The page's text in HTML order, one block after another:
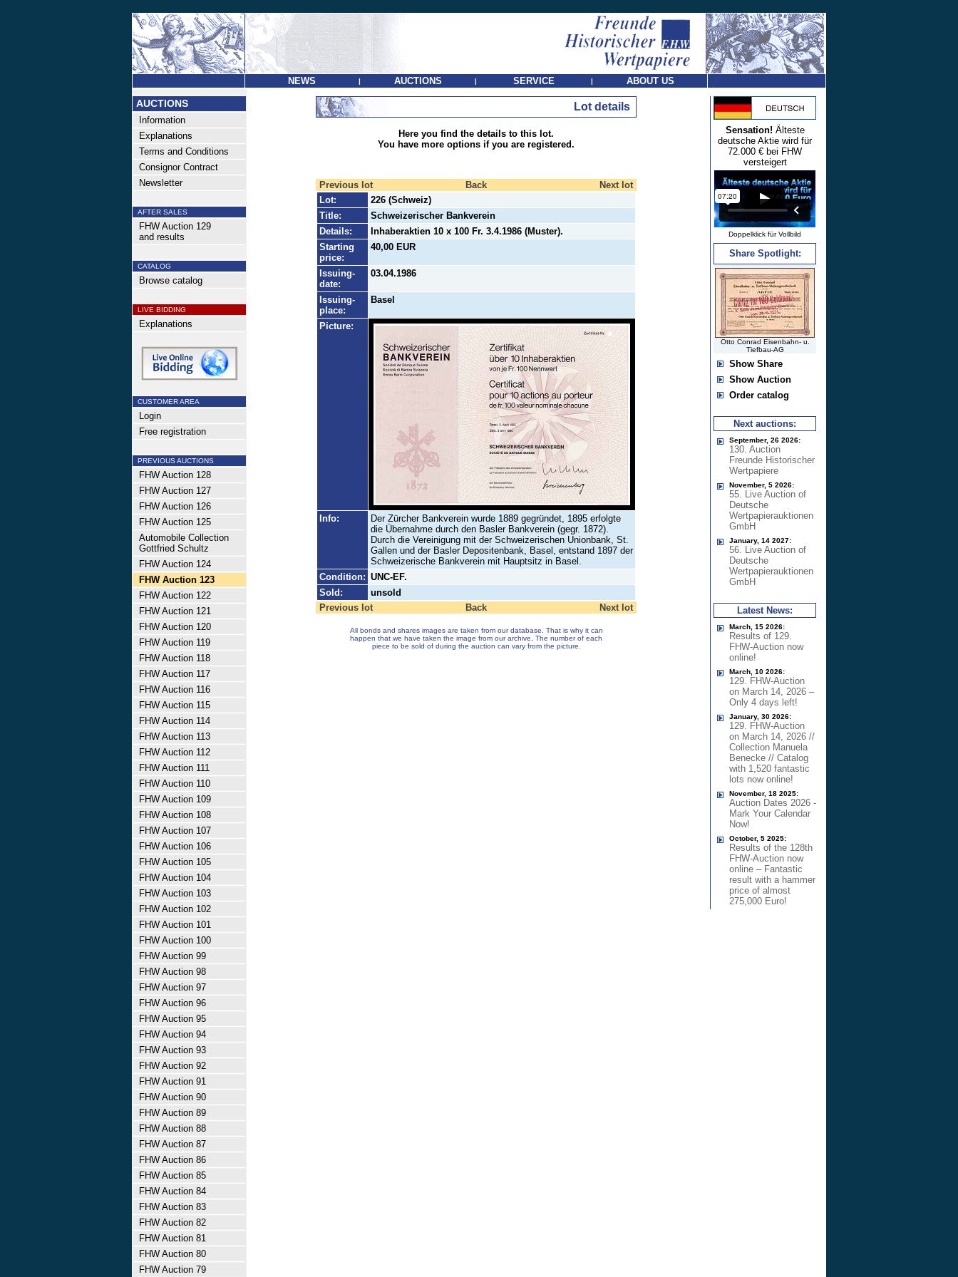
NEWS | AUCTIONS | SERVICE | ABOUT US
AUCTIONS
Information
Explanations
Terms and Conditions
Consignor Contract
Newsletter
AFTER SALES
FHW Auction 129
and results
CATALOG
Browse catalog
LIVE BIDDING
Explanations
CUSTOMER AREA
Login
Free registration
PREVIOUS AUCTIONS
FHW Auction 128
FHW Auction 127
FHW Auction 126
FHW Auction 125
Automobile Collection
Gottfried Schultz
FHW Auction 124
FHW Auction 123
FHW Auction 122
FHW Auction 121
FHW Auction 120
FHW Auction 119
FHW Auction 118
FHW Auction 117
FHW Auction 116
FHW Auction 115
FHW Auction 114
FHW Auction 113
FHW Auction 112
FHW Auction 111
FHW Auction 110
FHW Auction 109
FHW Auction 108
FHW Auction 107
FHW Auction 106
FHW Auction 105
FHW Auction 104
FHW Auction 103
FHW Auction 102
FHW Auction 101
FHW Auction 100
FHW Auction 99
FHW Auction 98
FHW Auction 97
FHW Auction 96
FHW Auction 95
FHW Auction 94
FHW Auction 93
FHW Auction 92
FHW Auction 91
FHW Auction 90
FHW Auction 89
FHW Auction 88
FHW Auction 87
FHW Auction 86
FHW Auction 85
FHW Auction 84
FHW Auction 83
FHW Auction 82
FHW Auction 81
FHW Auction 80
FHW Auction 79
Lot details
Here you find the details to this lot.
You have more options if you are registered.
Previous lot Back
Next lot
Lot:
226 (Schweiz)
Title:
Schweizerischer Bankverein
Details:
Inhaberaktien 10 x 100 Fr. 3.4.1986 (Muster).
Starting
price:
40,00 EUR
Issuing-
date:
03.04.1986
Issuing-
place:
Basel
Picture:
Info:
Der Zürcher Bankverein wurde 1889 gegründet, 1895 erfolgte
die Übernahme durch den Basler Bankverein (gegr. 1872).
Durch die Vereinigung mit der Schweizerischen Unionbank, St.
Gallen und der Basler Depositenbank, Basel, entstand 1897 der
Schweizerische Bankverein mit Hauptsitz in Basel.
Condition: UNC-EF.
Sold:
unsold
Previous lot
Back Next lot
All bonds and shares images are taken from our database. That is why it can
happen that we have taken the image from our archive. The number of each
piece to be sold of during the auction can vary from the picture.
Sensation! Älteste
deutsche Aktie wird für
72.000 € bei FHW
versteigert
Doppelklick für Vollbild
Share Spotlight:
Otto Conrad Eisenbahn- u.
Tiefbau-AG
Show Share
Show Auction
Order catalog
Next auctions:
September, 26 2026:
130. Auction
Freunde Historischer
Wertpapiere
November, 5 2026:
55. Live Auction of
Deutsche
Wertpapierauktionen
GmbH
January, 14 2027:
56. Live Auction of
Deutsche
Wertpapierauktionen
GmbH
Latest News:
March, 15 2026:
Results of 129.
FHW-Auction now
online!
March, 10 2026:
129. FHW-Auction
on March 14, 2026 –
Only 4 days left!
January, 30 2026:
129. FHW-Auction
on March 14, 2026 //
Collection Manuela
Benecke // Catalog
with 1,520 fantastic
lots now online!
November, 18 2025:
Auction Dates 2026 -
Mark Your Calendar
Now!
October, 5 2025:
Results of the 128th
FHW-Auction now
online – Fantastic
result with a hammer
price of almost
275,000 Euro!